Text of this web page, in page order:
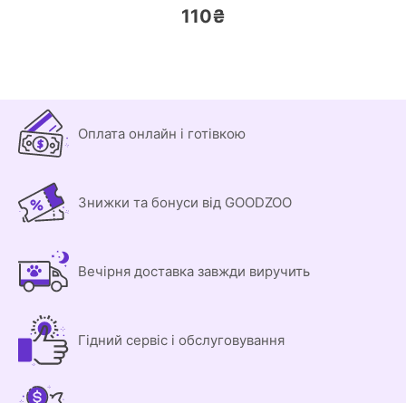
110₴
Оплата онлайн і готівкою
Знижки та бонуси від GOODZOO
Вечірня доставка завжди виручить
Гідний сервіс і обслуговування